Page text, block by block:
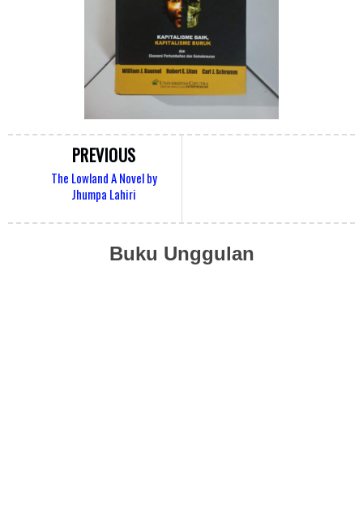
PREVIOUS
The Lowland A Novel by
Jhumpa Lahiri
Buku Unggulan